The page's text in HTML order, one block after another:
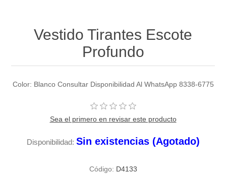
Vestido Tirantes Escote
Profundo
Color: Blanco Consultar Disponibilidad Al WhatsApp 8338-6775
Sea el primero en revisar este producto
Disponibilidad: Sin existencias (Agotado)
Código: D4133